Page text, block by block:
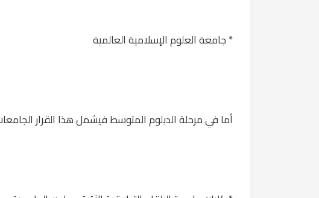
* جامعة العلوم الإسلامية العالمية
أما في مرحلة الدبلوم المتوسط فيشمل هذا القرار